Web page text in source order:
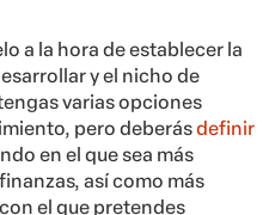
a la hora de establecer la
y el nicho de
varias opciones
pero deberásdefinir
en el que sea más
así como más
el que pretendes